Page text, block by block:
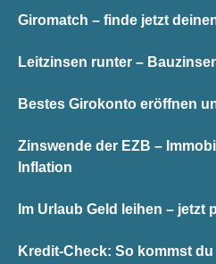
Giromatch – finde jetzt
Leitzinsen runter –
Bestes Girokonto eröffnen
Zinswende der EZB –
Inflation
Im Urlaub Geld leihen – jetzt
Kredit-Check: So kommst